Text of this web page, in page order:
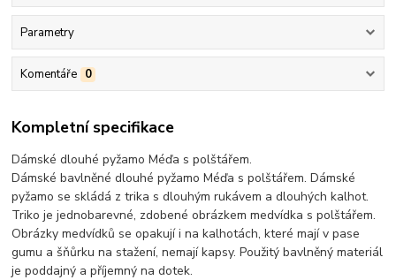
Parametry
Komentáře 0
Kompletní specifikace
Dámské dlouhé pyžamo Méďa s polštářem.
Dámské bavlněné dlouhé pyžamo Méďa s polštářem. Dámské
pyžamo se skládá z trika s dlouhým rukávem a dlouhých kalhot.
Triko je jednobarevné, zdobené obrázkem medvídka s polštářem.
Obrázky medvídků se opakují i na kalhotách, které mají v pase
gumu a šňůrku na stažení, nemají kapsy. Použitý bavlněný materiál
je poddajný a příjemný na dotek.